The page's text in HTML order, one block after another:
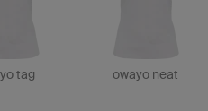
tag owayo neat